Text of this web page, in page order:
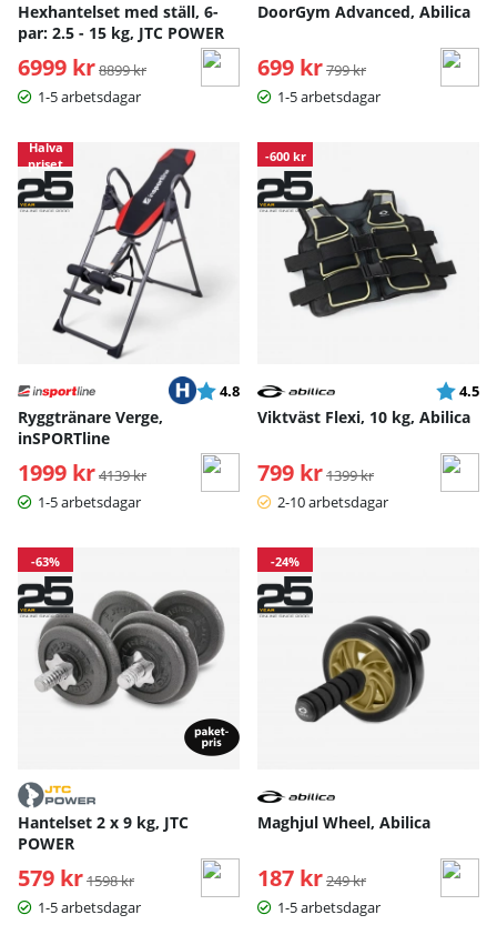
Hexhantelset med ställ, 6-
par: 2.5 - 15 kg, JTC POWER
6999 kr Ordinarie pris:
8899 kr
1-5 arbetsdagar
DoorGym Advanced, Abilica
699 krOrdinarie pris:
799 kr
1-5 arbetsdagar
Halva
priset
Betyg:
4.8 utav 5 stjärnor
Ryggtränare Verge,
inSPORTline
1999 kr Ordinarie pris:
4139 kr
1-5 arbetsdagar
-600 kr
Betyg:
4.5
Viktväst Flexi, 10 kg, Abilica
799 kr Ordinarie pris:
1399 kr
2-10 arbetsdagar
-63%
Hantelset 2 x 9 kg, JTC
POWER
579 kr Ordinarie pris:
1598 kr
1-5 arbetsdagar
-24%
Maghjul Wheel, Abilica
187 kr Ordinarie pris:
249 kr
1-5 arbetsdagar